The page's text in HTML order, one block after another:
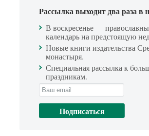
Рассылка выходит два раза в
В воскресенье —
календарь на предстоящую
Новые книги издательства
монастыря.
Специальная рассылка к
праздникам.